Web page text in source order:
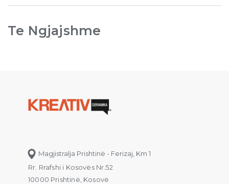
Te Ngjajshme
Magjistralja Prishtinë - Ferizaj, Km 1
Rr. Rrafshi i Kosovës Nr.52
10000 Prishtinë, Kosovë